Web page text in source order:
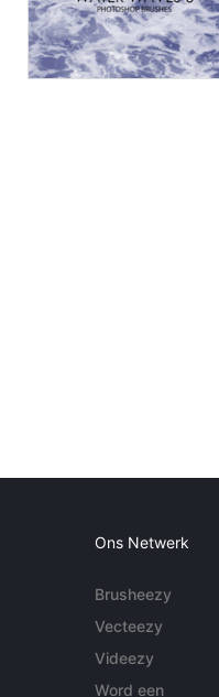
Ons Netwerk
Brusheezy
Vecteezy
Videezy
Word een